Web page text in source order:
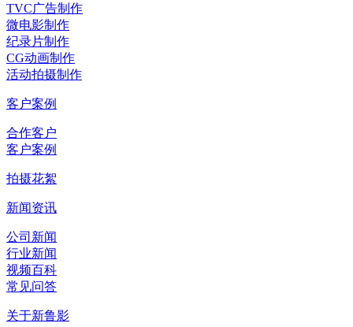
TVC广告制作
微电影制作
纪录片制作
CG动画制作
活动拍摄制作
客户案例
合作客户
客户案例
拍摄花絮
新闻资讯
公司新闻
行业新闻
视频百科
常见问答
关于新鲁影